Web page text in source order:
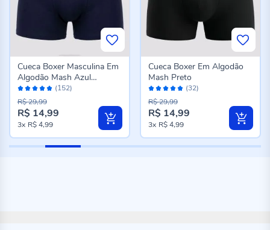
Avaliação:
98%
(152)
Cueca Boxer Masculina Em
Algodão Mash Azul
Marinho
R$ 14,99
R$ 29,99
3x R$ 4,99
Avaliação:
96%
(32)
Cueca Boxer Em Algodão
Mash Preto
R$ 14,99
R$ 29,99
3x R$ 4,99